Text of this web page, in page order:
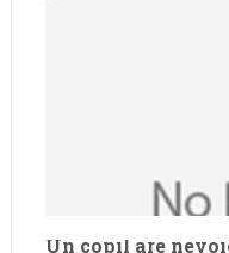
Un copil are